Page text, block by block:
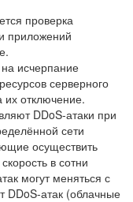
проверка
приложений
исчерпание
серверного
отключение.
DDoS-атаки при
сети
осуществить
в сотни
могут меняться с
DDoS-атак (облачные